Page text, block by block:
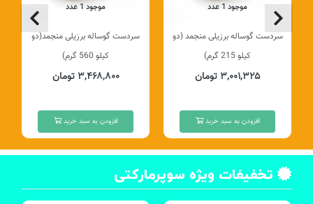
موجود 1 عدد
سردست گوساله برزیلی منجمد (دو
کیلو 215 گرم)
۳,۰۰۱,۳۲۵ تومان
افزودن به سبد خرید
موجود 1 عدد
سردست گوساله برزیلی منجمد(دو
کیلو 560 گرم)
۳,۴۶۸,۸۰۰ تومان
افزودن به سبد خرید
تخفیفات ویژه سوپرمارکتی